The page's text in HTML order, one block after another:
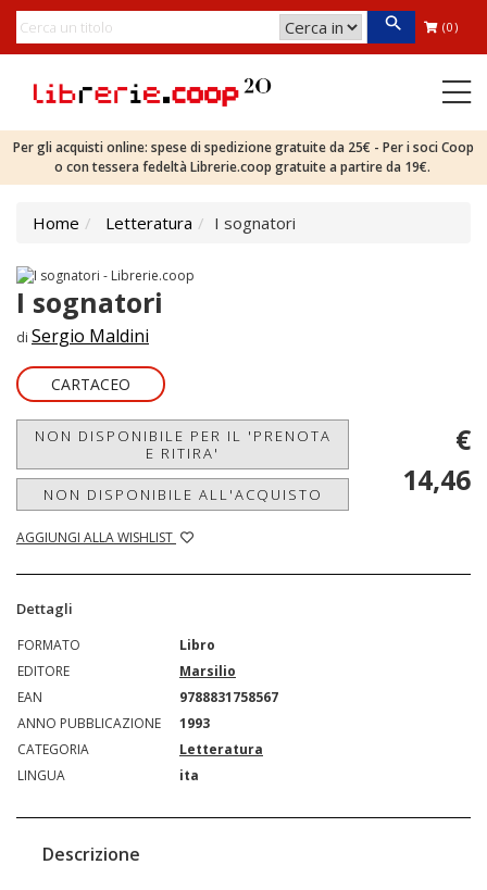
(0)
Per gli acquisti online: spese di spedizione gratuite da 25€ - Per i soci Coop
o con tessera fedeltà Librerie.coop gratuite a partire da 19€.
Home Letteratura I sognatori
I sognatori
di Sergio Maldini
CARTACEO
NON DISPONIBILE PER IL 'PRENOTA
E RITIRA'
NON DISPONIBILE ALL'ACQUISTO
AGGIUNGI ALLA WISHLIST
€
14,46
Dettagli
FORMATO
Libro
EDITORE
Marsilio
EAN
9788831758567
ANNO PUBBLICAZIONE
1993
CATEGORIA
Letteratura
LINGUA
ita
Descrizione